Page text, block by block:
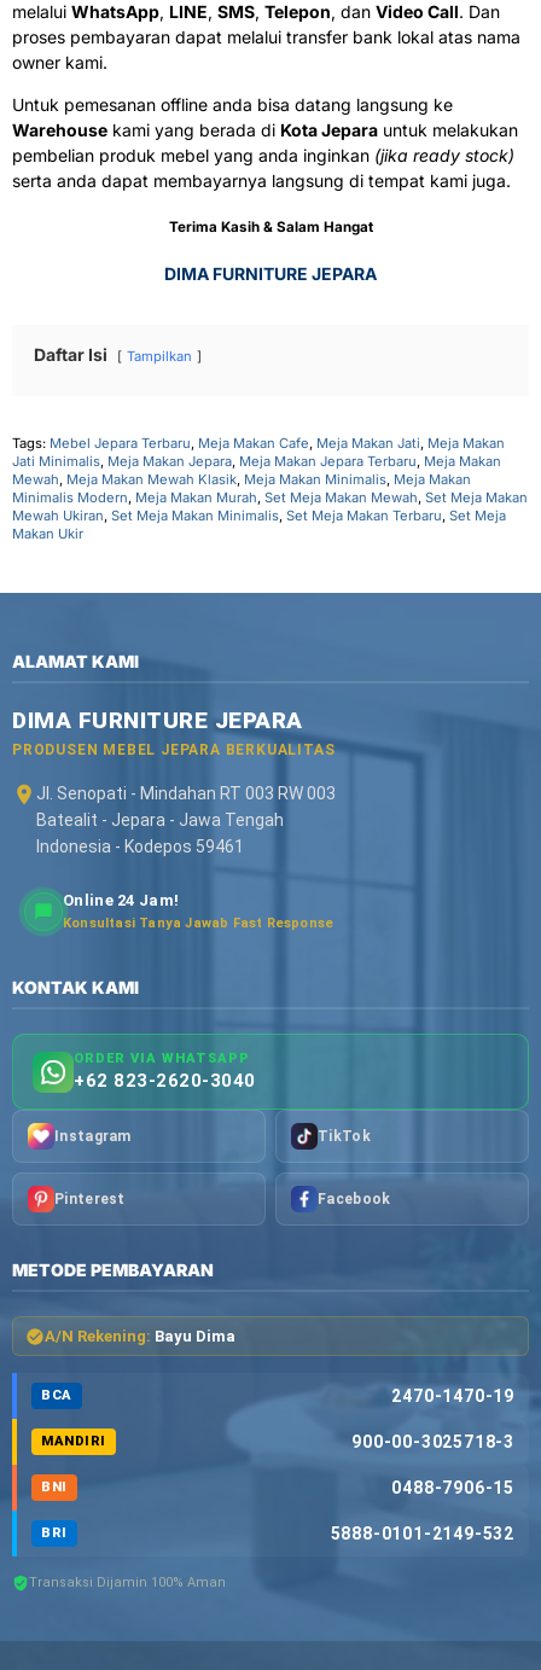
melalui WhatsApp, LINE, SMS, Telepon, dan Video Call. Dan
proses pembayaran dapat melalui transfer bank lokal atas nama
owner kami.
Untuk pemesanan offline anda bisa datang langsung ke
Warehouse kami yang berada di Kota Jepara untuk melakukan
pembelian produk mebel yang anda inginkan (jika ready stock)
serta anda dapat membayarnya langsung di tempat kami juga.
Terima Kasih & Salam Hangat
DIMA FURNITURE JEPARA
Daftar Isi Tampilkan
Tags: Mebel Jepara Terbaru, Meja Makan Cafe, Meja Makan Jati, Meja Makan
Jati Minimalis, Meja Makan Jepara, Meja Makan Jepara Terbaru, Meja Makan
Mewah, Meja Makan Mewah Klasik, Meja Makan Minimalis, Meja Makan
Minimalis Modern, Meja Makan Murah, Set Meja Makan Mewah, Set Meja Makan
Mewah Ukiran, Set Meja Makan Minimalis, Set Meja Makan Terbaru, Set Meja
Makan Ukir
ALAMAT KAMI
DIMA FURNITURE JEPARA
PRODUSEN MEBEL JEPARA BERKUALITAS
Jl. Senopati - Mindahan RT 003 RW 003
Batealit - Jepara - Jawa Tengah
Indonesia - Kodepos 59461
Online 24 Jam!
Konsultasi Tanya Jawab Fast Response
KONTAK KAMI
ORDER VIA WHATSAPP
+62 823-2620-3040
Instagram TikTok
Pinterest Facebook
METODE PEMBAYARAN
A/N Rekening: Bayu Dima
BCA 2470-1470-19
MANDIRI 900-00-3025718-3
BNI 0488-7906-15
BRI 5888-0101-2149-532
Transaksi Dijamin 100% Aman